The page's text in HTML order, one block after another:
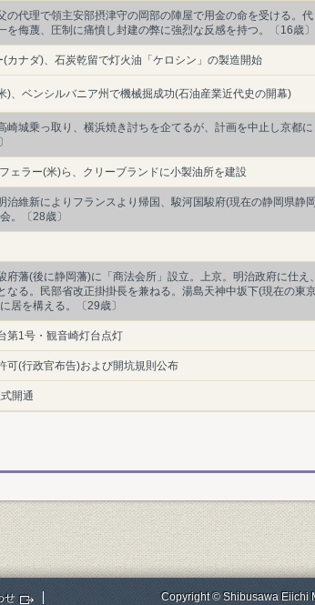
の代理で領主安部摂津守の岡部の陣屋で用金の命を受ける。代
を侮蔑、圧制に痛憤し封建の弊に強烈な反感を持つ。〔16歳〕
(カナダ)、石炭乾留で灯火油「ケロシン」の製造開始
)、ベンシルバニア州で機械掘成功(石油産業近代史の開幕)
崎城乗っ取り、横浜焼き討ちを企てるが、計画を中止し京都に
ェラー(米)ら、クリーブランドに小製油所を建設
治維新によりフランスより帰国、駿河国駿府(現在の静岡県静岡
。〔28歳〕
府藩(後に静岡藩)に「商法会所」設立。上京。明治政府に仕え、
なる。民部省改正掛掛長を兼ねる。湯島天神中坂下(現在の東
居を構える。〔29歳〕
第1号・観音崎灯台点灯
可(行政官布告)および開坑規則公布
開通
せ Copyright © Shibusawa Eiichi